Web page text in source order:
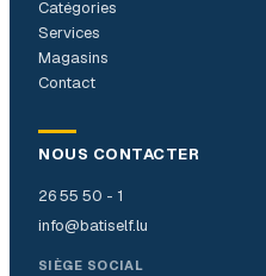
Catégories
Services
Magasins
Contact
NOUS CONTACTER
26 55 50 - 1
info@batiself.lu
SIÈGE SOCIAL